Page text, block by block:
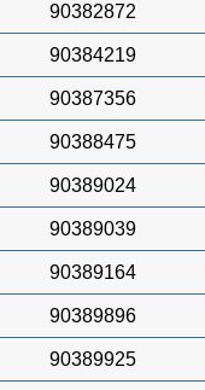
90382872
90384219
90387356
90388475
90389024
90389039
90389164
90389896
90389925